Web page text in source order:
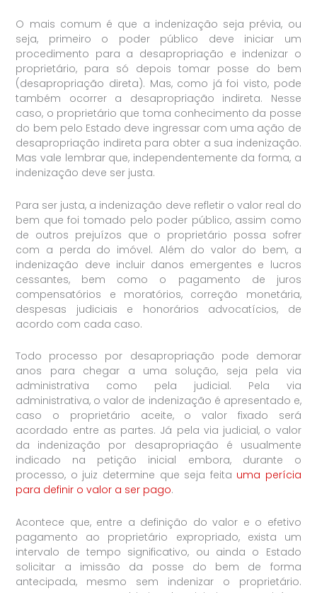
O mais comum é que a indenização seja prévia, ou
seja, primeiro o poder público deve iniciar um
procedimento para a desapropriação e indenizar o
proprietário, para só depois tomar posse do bem
(desapropriação direta). Mas, como já foi visto, pode
também ocorrer a desapropriação indireta. Nesse
caso, o proprietário que toma conhecimento da posse
do bem pelo Estado deve ingressar com uma ação de
desapropriação indireta para obter a sua indenização.
Mas vale lembrar que, independentemente da forma, a
indenização deve ser justa.
Para ser justa, a indenização deve refletir o valor real do
bem que foi tomado pelo poder público, assim como
de outros prejuízos que o proprietário possa sofrer
com a perda do imóvel. Além do valor do bem, a
indenização deve incluir danos emergentes e lucros
cessantes, bem como o pagamento de juros
compensatórios e moratórios, correção monetária,
despesas judiciais e honorários advocatícios, de
acordo com cada caso.
Todo processo por desapropriação pode demorar
anos para chegar a uma solução, seja pela via
administrativa como pela judicial. Pela via
administrativa, o valor de indenização é apresentado e,
caso o proprietário aceite, o valor fixado será
acordado entre as partes. Já pela via judicial, o valor
da indenização por desapropriação é usualmente
indicado na petição inicial embora, durante o
processo, o juiz determine que seja feita uma perícia
para definir o valor a ser pago.
Acontece que, entre a definição do valor e o efetivo
pagamento ao proprietário expropriado, exista um
intervalo de tempo significativo, ou ainda o Estado
solicitar a imissão da posse do bem de forma
antecipada, mesmo sem indenizar o proprietário.